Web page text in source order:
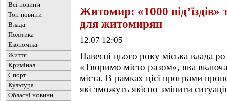
Всі новини
Топ-новини
Влада
Політика
Економіка
Життя
Кримінал
Спорт
Культура
Обласні новини
Житомир: «1000
для житомирян
12.07 12:05
Навесні цього року міська влада
«Творимо місто разом», яка
міста. В рамках цієї програми
які зможуть якісно змінити